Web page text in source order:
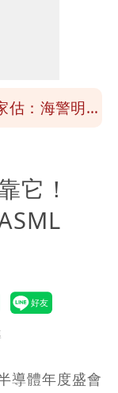
：海警明發
學金延續愛
「恐遇黑潮
利強度維持
它！
導體年度盛會